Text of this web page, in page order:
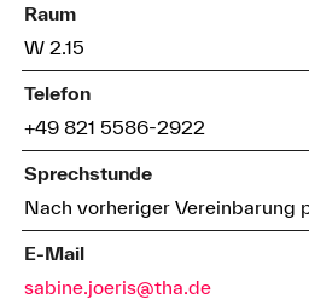
Raum
W 2.15
Telefon
+49 821 5586-2922
Sprechstunde
Nach vorheriger Vereinbarung
E-Mail
sabine.joeris@tha.de